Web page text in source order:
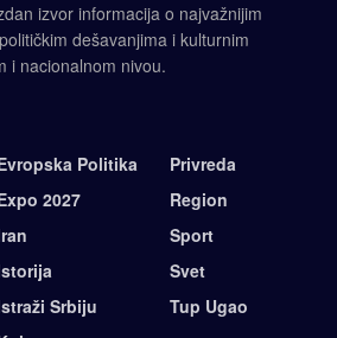
izvor informacija o najvažnijim
dešavanjima i kulturnim
i nacionalnom nivou.
Politika
2027
Srbiju
Privreda
Region
Sport
Svet
Tup Ugao